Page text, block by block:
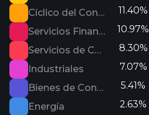
Cíclico del Consumo
11.40%
Servicios Financieros
10.97%
Servicios de Comunicación
8.30%
Industriales
7.07%
Bienes de Consumo Defensivo
5.41%
Energía
2.63%